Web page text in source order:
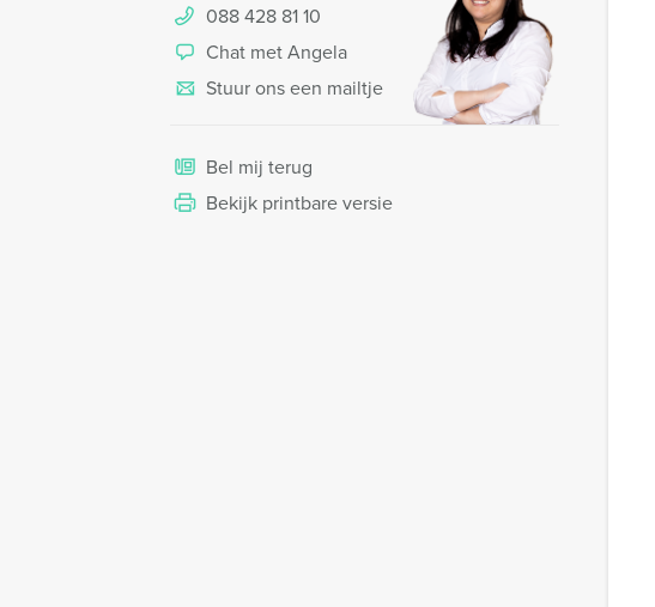
088 428 81 10
Chat met Angela
Stuur ons een mailtje
Bel mij terug
Bekijk printbare versie